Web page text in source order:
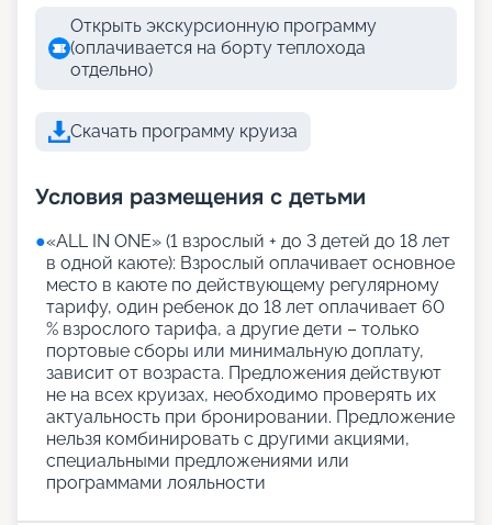
Открыть экскурсионную программу
(оплачивается на борту теплохода
отдельно)
Скачать программу круиза
Условия размещения с детьми
●«АLL IN ONE» (1 взрослый + до 3 детей до 18 лет
в одной каюте): Взрослый оплачивает основное
место в каюте по действующему регулярному
тарифу, один ребенок до 18 лет оплачивает 60
% взрослого тарифа, а другие дети – только
портовые сборы или минимальную доплату,
зависит от возраста. Предложения действуют
не на всех круизах, необходимо проверять их
актуальность при бронировании. Предложение
нельзя комбинировать с другими акциями,
специальными предложениями или
программами лояльности